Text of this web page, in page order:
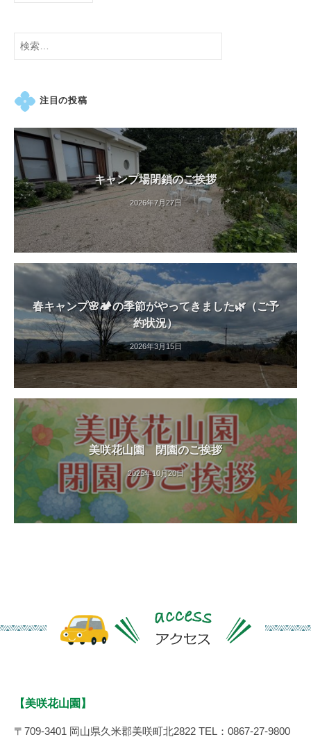
検
索:
注目の投稿
キャンプ場閉鎖のご挨拶
2026年7月27日
春キャンプ🌸🏕️の季節がやってきました🌿（ご予
約状況）
2026年3月15日
美咲花山園 閉園のご挨拶
2025年10月20日
【美咲花山園】
〒709-3401 岡山県久米郡美咲町北2822 TEL：0867-27-9800